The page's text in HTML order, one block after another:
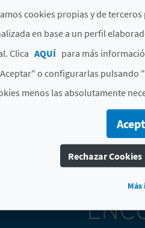
Por último, te
, un lugar que
del motor con
que se crea en las
OFICINAS DE
cookies propias y de
en base a un perfil
Clica AQUÍ para más
o configurarlas pulsando
menos las absolutamente
Rechazar Cookies